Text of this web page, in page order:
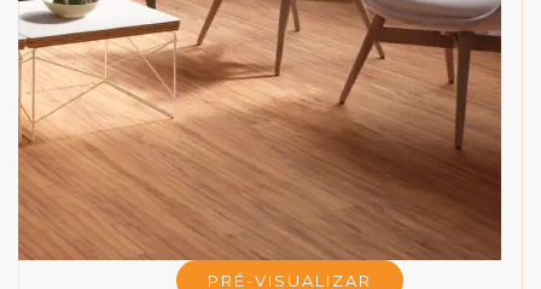
PRÉ-VISUALIZAR